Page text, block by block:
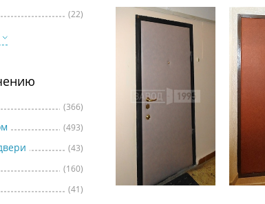
Двери с винилискожей
(22)
(366)
(493)
(43)
(160)
(41)